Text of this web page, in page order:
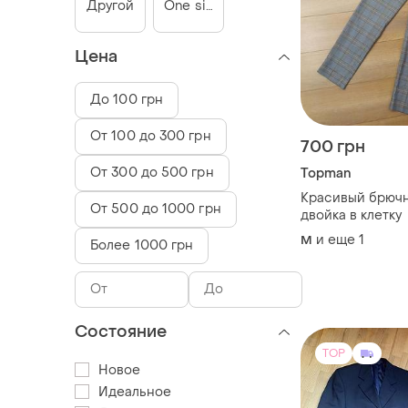
700 грн
Topman
Красивый
двойка в клетку
M и еще 1
TOP
Другой One size
Цена
До 100 грн
От 100 до 300 грн
От 300 до 500 грн
От 500 до 1000 грн
Более 1000 грн
Состояние
Новое
Идеальное